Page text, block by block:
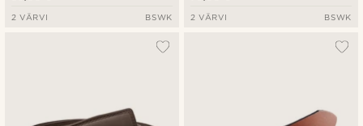
2 VÄRVI BSWK 2 VÄRVI BSWK